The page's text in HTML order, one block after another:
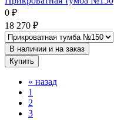
0 ₽
18 270 ₽
В наличии и на заказ
Купить
« назад
1
2
3